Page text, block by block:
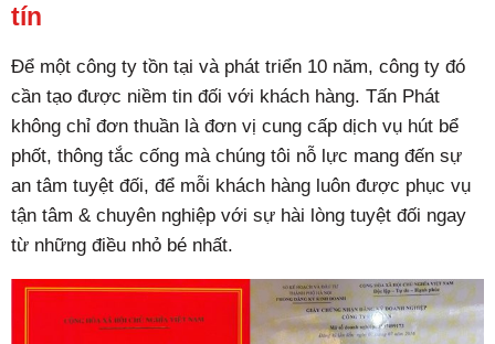
tín
Để một công ty tồn tại và phát triển 10 năm, công ty đó
cần tạo được niềm tin đối với khách hàng. Tấn Phát
không chỉ đơn thuần là đơn vị cung cấp dịch vụ hút bể
phốt, thông tắc cống mà chúng tôi nỗ lực mang đến sự
an tâm tuyệt đối, để mỗi khách hàng luôn được phục vụ
tận tâm & chuyên nghiệp với sự hài lòng tuyệt đối ngay
từ những điều nhỏ bé nhất.